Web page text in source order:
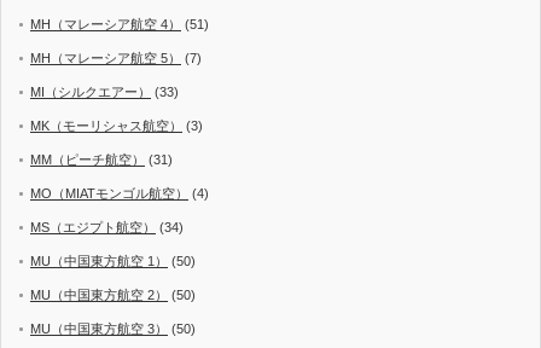
MH（マレーシア航空 4） (51)
MH（マレーシア航空 5） (7)
MI（シルクエアー） (33)
MK（モーリシャス航空） (3)
MM（ピーチ航空） (31)
MO（MIATモンゴル航空） (4)
MS（エジプト航空） (34)
MU（中国東方航空 1） (50)
MU（中国東方航空 2） (50)
MU（中国東方航空 3） (50)